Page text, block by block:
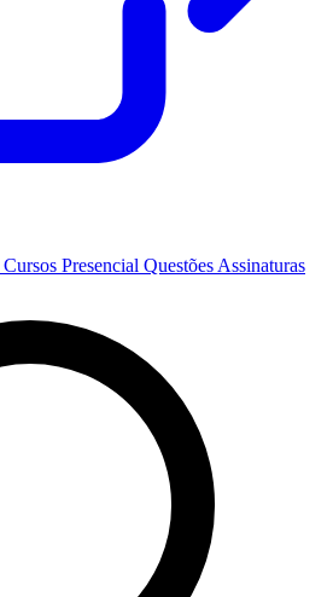
Cursos Presencial Questões Assinaturas